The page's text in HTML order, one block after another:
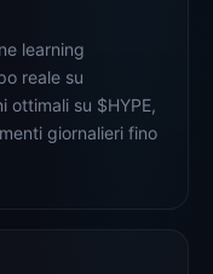
learning
reale su
ottimali su $HYPE,
giornalieri fino